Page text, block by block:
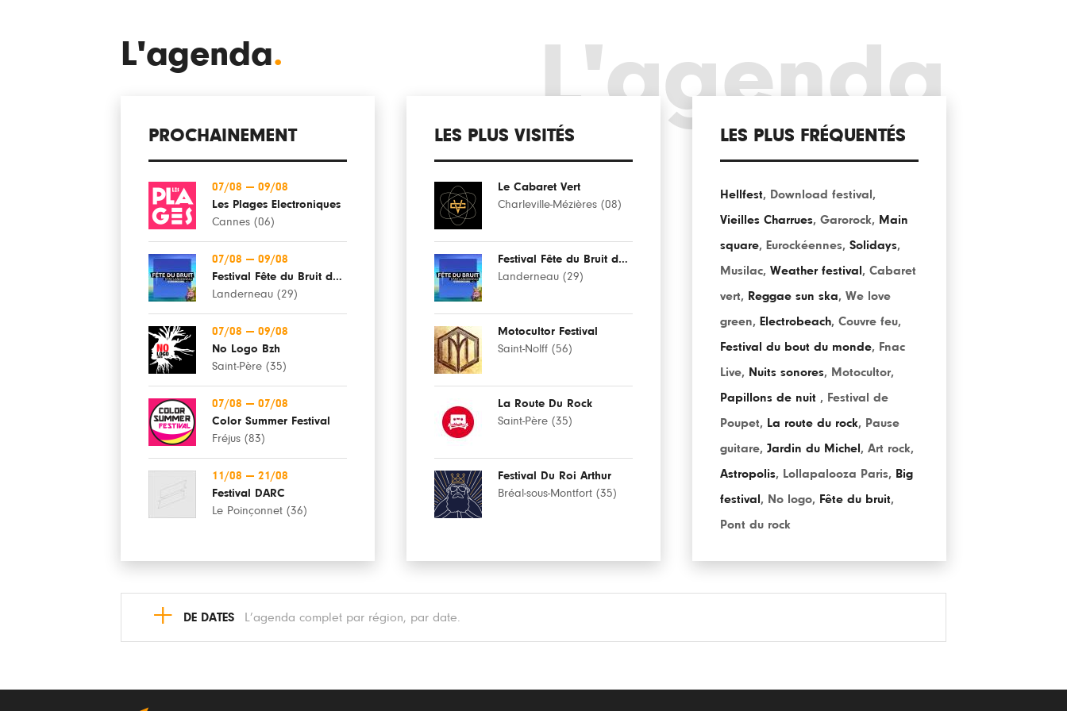
L'agenda. L'agenda
PROCHAINEMENT
07/08 — 09/08
Les Plages Electroniques
Cannes (06)
07/08 — 09/08
Festival Fête du Bruit dans Landerneau
Landerneau (29)
07/08 — 09/08
No Logo Bzh
Saint-Père (35)
07/08 — 07/08
Color Summer Festival
Fréjus (83)
11/08 — 21/08
Festival DARC
Le Poinçonnet (36)
LES PLUS VISITÉS
Le Cabaret Vert
Charleville-Mézières (08)
Festival Fête du Bruit dans Landerneau
Landerneau (29)
Motocultor Festival
Saint-Nolff (56)
La Route Du Rock
Saint-Père (35)
Festival Du Roi Arthur
Bréal-sous-Montfort (35)
LES PLUS FRÉQUENTÉS
Hellfest, Download festival ,
Vieilles Charrues, Garorock, Main
square, Eurockéennes, Solidays,
Musilac, Weather festival , Cabaret
vert, Reggae sun ska, We love
green, Electrobeach, Couvre feu,
Festival du bout du monde, Fnac
Live, Nuits sonores, Motocultor,
Papillons de nuit , Festival de
Poupet, La route du rock, Pause
guitare, Jardin du Michel , Art rock,
Astropolis, Lollapalooza Paris, Big
festival , No logo, Fête du bruit,
Pont du rock
+ DE DATES L’agenda complet par région, par date.